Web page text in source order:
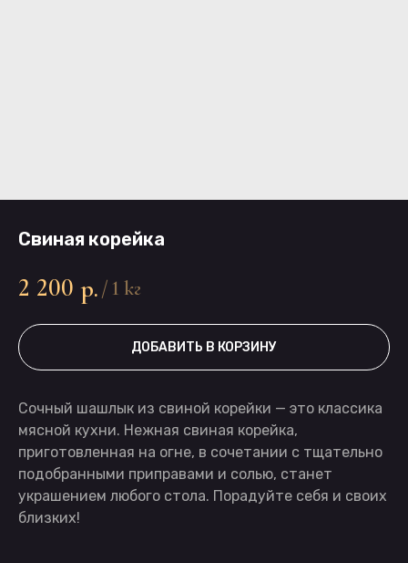
Свиная корейка
2 200 р./ 1 кг
ДОБАВИТЬ В КОРЗИНУ
Сочный шашлык из свиной корейки — это классика
мясной кухни. Нежная свиная корейка,
приготовленная на огне, в сочетании с тщательно
подобранными приправами и солью, станет
украшением любого стола. Порадуйте себя и своих
близких!